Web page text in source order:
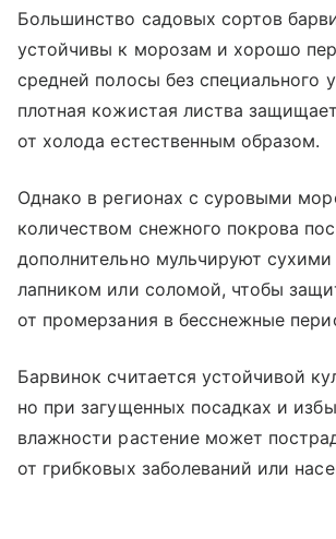
Большинство садовых сортов
устойчивы к морозам и хорошо
средней полосы без специального
плотная кожистая листва
от холода естественным образом.
Однако в регионах с суровыми
количеством снежного покрова
дополнительно мульчируют
лапником или соломой, чтобы
от промерзания в бесснежные
Барвинок считается устойчивой
но при загущенных посадках и
влажности растение может
от грибковых заболеваний или